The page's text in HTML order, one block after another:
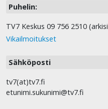
Puhelin:
TV7 Keskus 09 756 2510
Vikailmoitukset
Sähköposti
tv7(at)tv7.fi
etunimi.sukunimi@tv7.fi